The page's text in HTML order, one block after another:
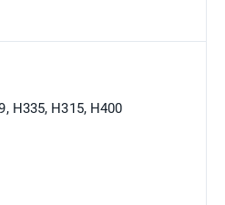
H335, H315, H400